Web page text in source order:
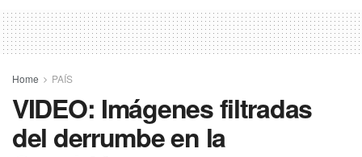
Home PAÍS
VIDEO: Imágenes filtradas
del derrumbe en la